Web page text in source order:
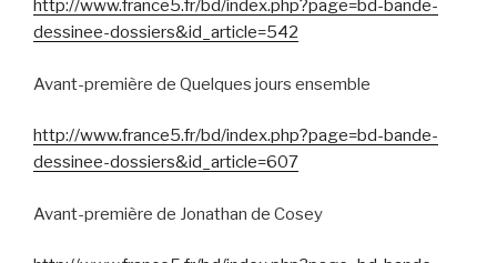
http://www.france5.fr/bd/index.php?page=bd-bande-
dessinee-dossiers&id_article=542
Avant-première de Quelques jours ensemble
http://www.france5.fr/bd/index.php?page=bd-bande-
dessinee-dossiers&id_article=607
Avant-première de Jonathan de Cosey